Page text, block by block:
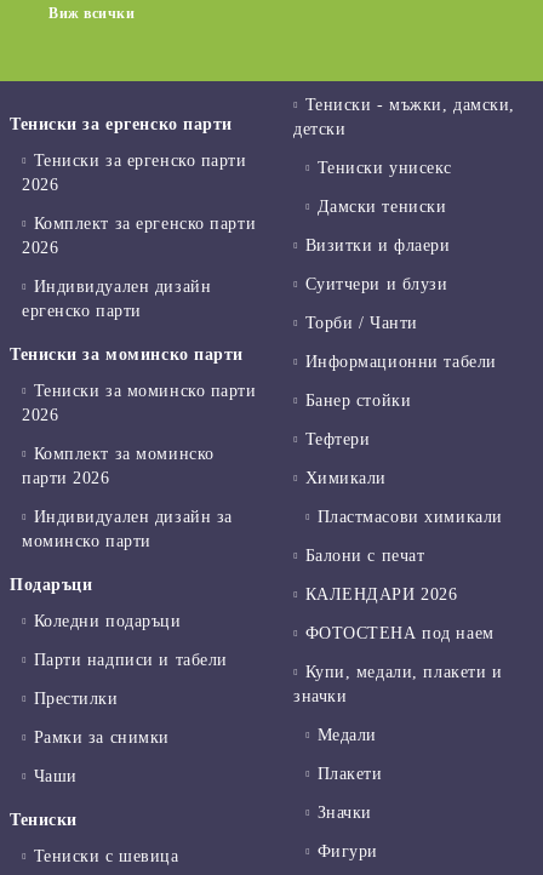
Виж всички
Тениски за ергенско парти
Тениски за ергенско парти
2026
Комплект за ергенско парти
2026
Индивидуален дизайн
ергенско парти
Тениски за моминско парти
Тениски за моминско парти
2026
Комплект за моминско
парти 2026
Индивидуален дизайн за
моминско парти
Подаръци
Коледни подаръци
Парти надписи и табели
Престилки
Рамки за снимки
Чаши
Тениски
Тениски с шевица
Тениски - мъжки, дамски,
детски
Тениски унисекс
Дамски тениски
Визитки и флаери
Суитчери и блузи
Торби / Чанти
Информационни табели
Банер стойки
Тефтери
Химикали
Пластмасови химикали
Балони с печат
КАЛЕНДАРИ 2026
ФОТОСТЕНА под наем
Купи, медали, плакети и
значки
Медали
Плакети
Значки
Фигури